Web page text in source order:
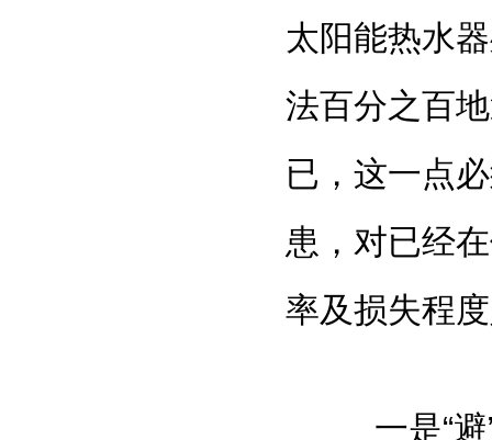
太阳能热水
法百分之百
已，这一点
患，对已经
率及损失程
一是“避”